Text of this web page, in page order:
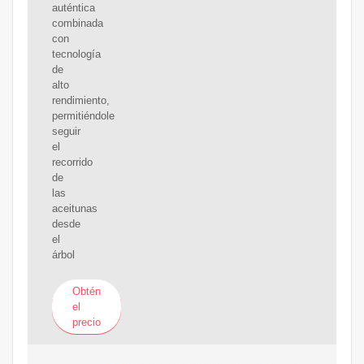
auténtica
combinada
con
tecnología
de
alto
rendimiento,
permitiéndole
seguir
el
recorrido
de
las
aceitunas
desde
el
árbol
Obtén
el
precio